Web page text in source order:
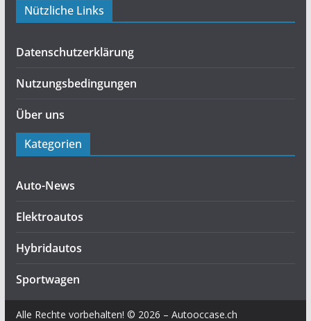
Nützliche Links
Datenschutzerklärung
Nutzungsbedingungen
Über uns
Kategorien
Auto-News
Elektroautos
Hybridautos
Sportwagen
Alle Rechte vorbehalten! © 2026 – Autooccase.ch